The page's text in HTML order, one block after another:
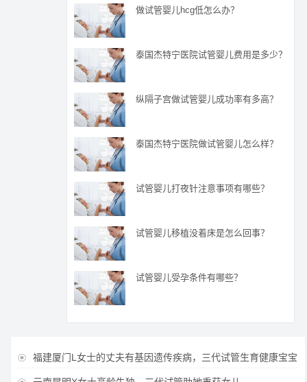
做试管婴儿hcg低怎么办？
泰国杰特宁医院试管婴儿费用是多少？
纵隔子宫做试管婴儿成功率有多高？
泰国杰特宁医院做试管婴儿怎么样？
试管婴儿打夜针注意事项有哪些？
试管婴儿移植没着床是怎么回事？
试管婴儿受孕条件有哪些？
 福建厦门L女士的丈夫有基因遗传疾病，三代试管生育健康宝宝